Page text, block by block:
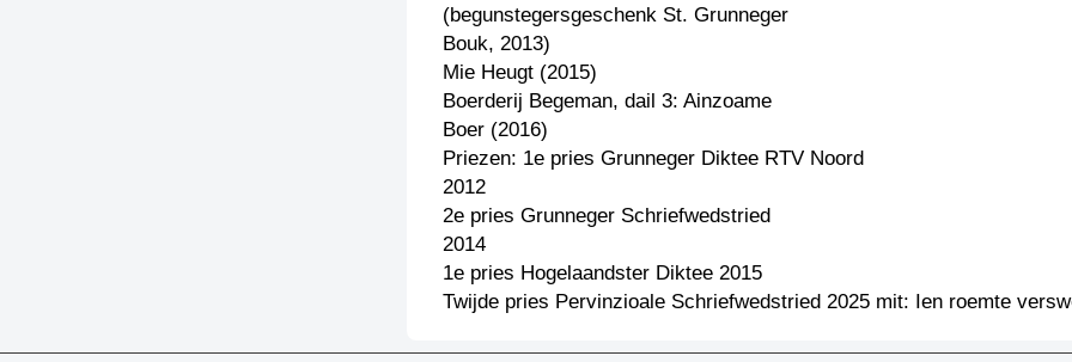
(begunstegersgeschenk St. Grunneger
Bouk, 2013)
Mie Heugt (2015)
Boerderij Begeman, dail 3: Ainzoame
Boer (2016)
Priezen: 1e pries Grunneger Diktee RTV Noord
2012
2e pries Grunneger Schriefwedstried
2014
1e pries Hogelaandster Diktee 2015
Twijde pries Pervinzioale Schriefwedstried 2025 mit: Ien roemte